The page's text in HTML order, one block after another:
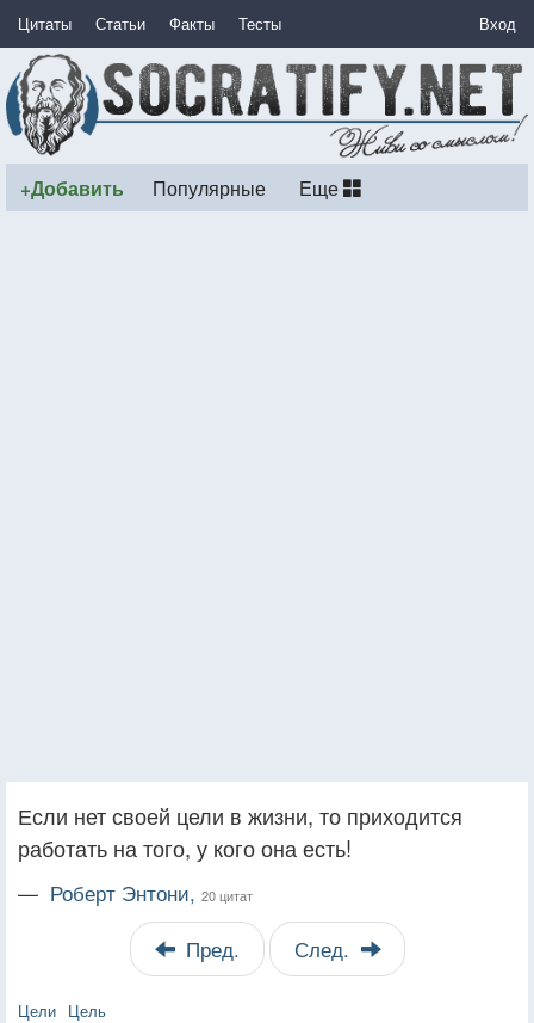
Цитаты Статьи Факты Тесты Вход
+Добавить Популярные Еще
Если нет своей цели в жизни, то приходится
работать на того, у кого она есть!
— Роберт Энтони, 20 цитат
Пред. След.
Цели Цель